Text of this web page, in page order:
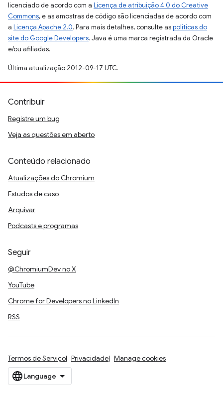
licenciado de acordo com a Licença de atribuição 4.0 do Creative
Commons, e as amostras de código são licenciadas de acordo com
a Licença Apache 2.0. Para mais detalhes, consulte aspolíticas do
site do Google Developers. Java é uma marca registrada da Oracle
e/ou afiliadas.
Última atualização 2012-09-17 UTC.
Contribuir
Registre um bug
Veja as questões em aberto
Conteúdo relacionado
Atualizações do Chromium
Estudos de caso
Arquivar
Podcasts e programas
Seguir
@ChromiumDev no X
YouTube
Chrome for Developers no LinkedIn
RSS
Termos de Serviço Privacidade Manage cookies